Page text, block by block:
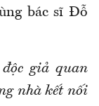
bác sĩ Đỗ
giả quan
nhà kết nối